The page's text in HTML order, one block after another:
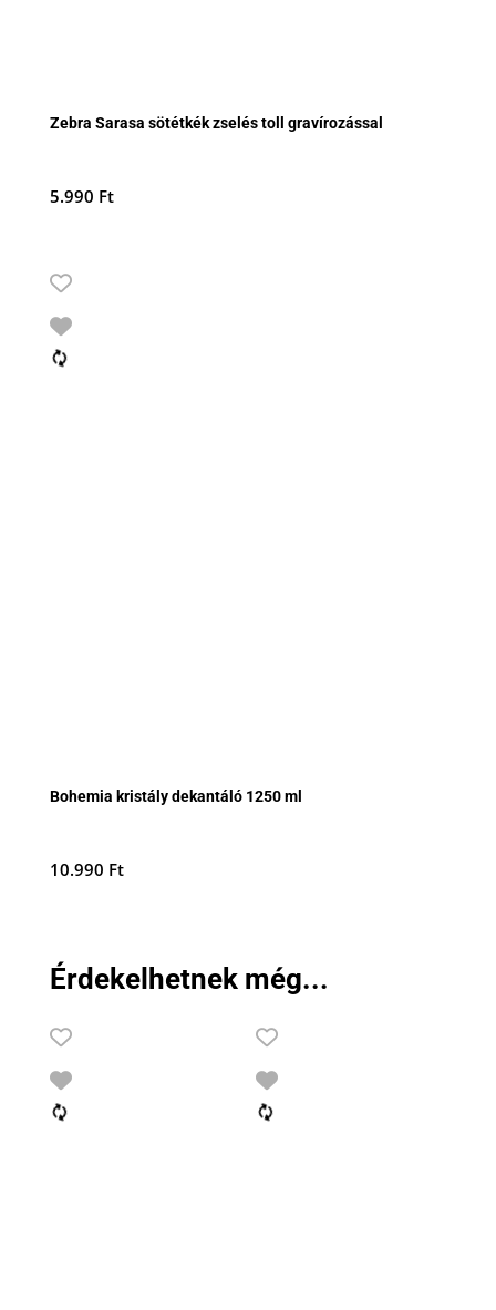
Zebra Sarasa sötétkék zselés toll gravírozással
5.990 Ft
Bohemia kristály dekantáló 1250 ml
10.990 Ft
Érdekelhetnek még...